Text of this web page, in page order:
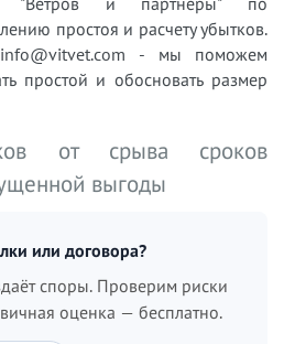
простоя и расчету убытков.
- мы поможем
простой и обосновать размер
от срыва сроков
выгоды
или договора?
споры. Проверим риски
оценка — бесплатно.